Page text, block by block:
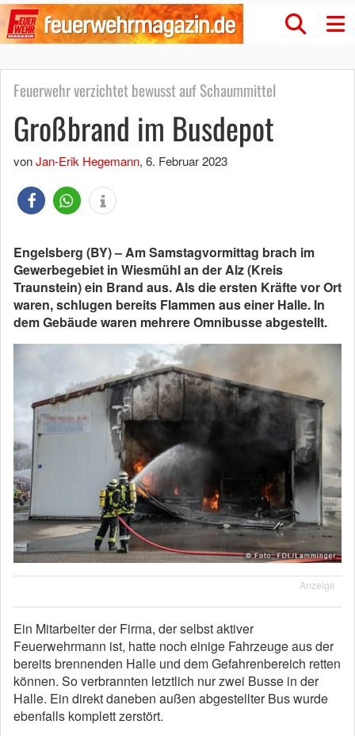
Feuerwehr verzichtet bewusst auf Schaummittel
Großbrand im Busdepot
vonJan-Erik Hegemann, 6. Februar 2023
Engelsberg (BY) – Am Samstagvormittag brach im
Gewerbegebiet in Wiesmühl an der Alz (Kreis
Traunstein) ein Brand aus. Als die ersten Kräfte vor Ort
waren, schlugen bereits Flammen aus einer Halle. In
dem Gebäude waren mehrere Omnibusse abgestellt.
Anzeige
Ein Mitarbeiter der Firma, der selbst aktiver
Feuerwehrmann ist, hatte noch einige Fahrzeuge aus der
bereits brennenden Halle und dem Gefahrenbereich retten
können. So verbrannten letztlich nur zwei Busse in der
Halle. Ein direkt daneben außen abgestellter Bus wurde
ebenfalls komplett zerstört.